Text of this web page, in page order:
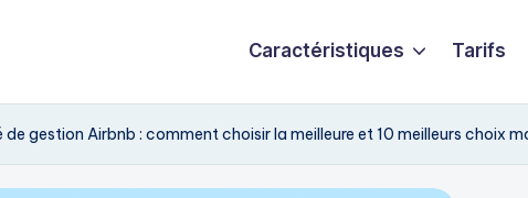
Caractéristiques Tarifs
de gestion Airbnb : comment choisir la meilleure et 10 meilleurs choix